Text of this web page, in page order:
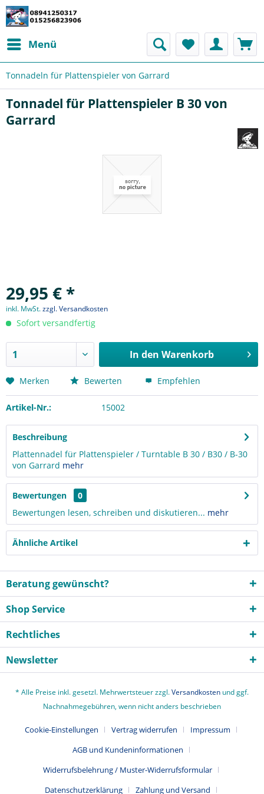
Menü
Tonnadeln für Plattenspieler von Garrard
Tonnadel für Plattenspieler B 30 von
Garrard
29,95 € *
inkl. MwSt.zzgl. Versandkosten
Sofort versandfertig
In den Warenkorb
Merken Bewerten Empfehlen
Artikel-Nr.: 15002
Beschreibung
Plattennadel für Plattenspieler / Turntable B 30 / B30 / B-30
von Garrard mehr
Bewertungen
0
Bewertungen lesen, schreiben und diskutieren... mehr
Ähnliche Artikel
Beratung gewünscht?
Shop Service
Rechtliches
Newsletter
* Alle Preise inkl. gesetzl. Mehrwertsteuer zzgl.Versandkosten und ggf.
Nachnahmegebühren, wenn nicht anders beschrieben
Cookie-Einstellungen Vertrag widerrufen
Impressum
AGB und Kundeninformationen
Widerrufsbelehrung / Muster-Widerrufsformular
Datenschutzerklärung
Zahlung und Versand